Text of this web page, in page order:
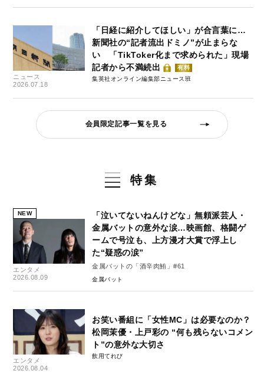
ニュース
2026.07.18
「日経に紹介してほしい」が合言葉に…
新聞社の“記者流出ドミノ”が止まらな
い 「TikToker化まで求められた」現場
記者から不満続出
有料
集英社オンライン編集部ニュース班
会員限定記事一覧を見る
特集
NEW
エンタメ
2026.08.09
「泣いてないねんけどな」無頼派芸人・
金属バットの意外な涙…映画館、格闘ゲ
ームで号泣も、上方漫才大賞で浮上し
た“疑惑の涙”
金属バットの「酒辛肉鮪」#61
金属バット
エンタメ
2026.08.04
お笑い番組に「女性MC」は必要なのか？
松岡茉優・上戸彩の “何も残らないコメン
ト”の意外な大切さ
飲用てれび